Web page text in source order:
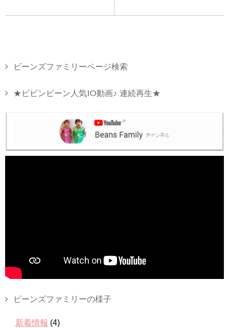
ビーンズファミリーページ検索
★ビビンビーン人気10動画♪ 連続再生★
ビーンズファミリーの様子
新着情報 (4)